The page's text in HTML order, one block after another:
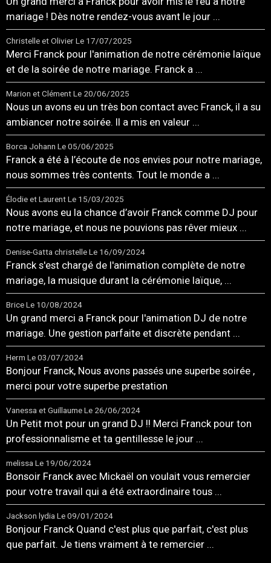
mariage ! Dès notre rendez-vous avant le jour ...
Christelle et OlivierLe 17/07/2025
Merci Franck pour l'animation de notre cérémonie laïque
et de la soirée de notre mariage. Franck a ...
Marion et ClémentLe 20/06/2025
Nous un avons eu un très bon contact avec Franck, il a su
ambiancer notre soirée. Il a mis en valeur ...
Borca Johann Le 05/06/2025
Franck a été à l’écoute de nos envies pour notre mariage,
nous sommes très contents. Tout le monde a ...
Élodie et LaurentLe 15/03/2025
Nous avons eu la chance d’avoir Franck comme DJ pour
notre mariage, et nous ne pouvions pas rêver mieux ...
Denise-Gatta christelleLe 16/09/2024
Franck s'est chargé de l'animation complète de notre
mariage, la musique durant la cérémonie laïque, ...
BriceLe 10/08/2024
Un grand merci a Franck pour l'animation DJ de notre
mariage. Une gestion parfaite et discrète pendant ...
Herm Le 03/07/2024
Bonjour Franck, Nous avons passés une superbe soirée ,
merci pour votre superbe prestation
Vanessa et GuillaumeLe 26/06/2024
Un Petit mot pour un grand DJ !! Merci Franck pour ton
professionnalisme et ta gentillesse le jour ...
melissaLe 19/06/2024
Bonsoir Franck avec Mickaël on voulait vous remercier
pour votre travail qui a été extraordinaire tous ...
Jackson lydiaLe 09/01/2024
Bonjour Franck Quand c'est plus que parfait, c'est plus
que parfait. Je tiens vraiment à te remercier ...